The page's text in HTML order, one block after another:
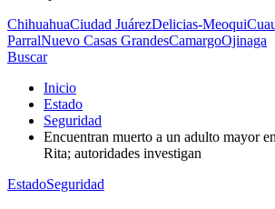
ChihuahuaCiudad JuárezDelicias-Meoqui
ParralNuevo Casas GrandesCamargoOjinaga
Buscar
Inicio
Estado
Seguridad
Encuentran muerto a un adulto mayor
Rita; autoridades investigan
EstadoSeguridad